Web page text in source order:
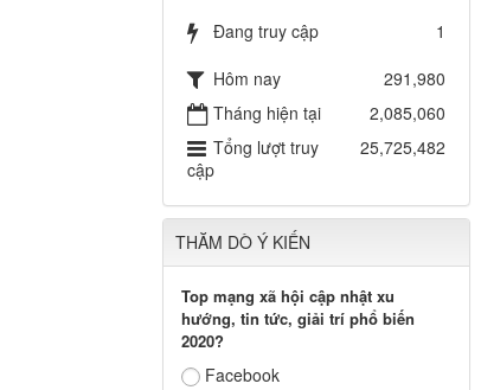
Đang truy cập
1
Hôm nay
291,980
Tháng hiện tại
2,085,060
Tổng lượt truy
cập
25,725,482
THĂM DÒ Ý KIẾN
Top mạng xã hội cập nhật xu
hướng, tin tức, giải trí phổ biến
2020?
Facebook